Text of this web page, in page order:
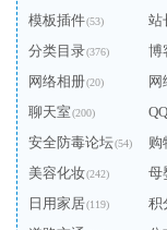
模板插件(53) 站
分类目录(376) 博
网络相册(20) 网
聊天室(200)
安全防毒论坛(54) 购
美容化妆(242) 母
日用家居(119) 积